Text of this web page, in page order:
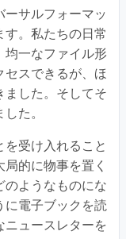
サルフォーマッ
す。私たちの日常
一なファイル形
スできるが、ほ
ました。そしてそ
た。
受け入れること
的に物事を置く
のようなものにな
に電子ブックを読
ニュースレターを